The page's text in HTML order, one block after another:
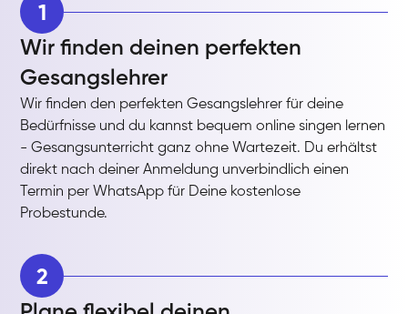
1
Wir finden deinen perfekten
Gesangslehrer
Wir finden den perfekten Gesangslehrer für deine
Bedürfnisse und du kannst bequem online singen lernen
- Gesangsunterricht ganz ohne Wartezeit. Du erhältst
direkt nach deiner Anmeldung unverbindlich einen
Termin per WhatsApp für Deine kostenlose
Probestunde.
2